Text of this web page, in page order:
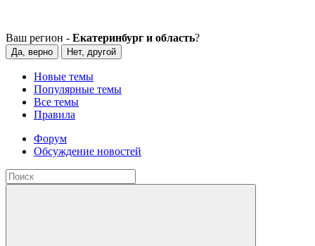
Ваш регион - Екатеринбург и область?
Да, верно Нет, другой
Новые темы
Популярные темы
Все темы
Правила
Форум
Обсуждение новостей